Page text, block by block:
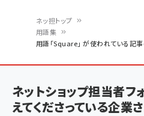
ン
く
ず
ネッ担トップ
用語集
用語「Square」 が使われている記
ネットショップ担当者フ
えてくださっている企業